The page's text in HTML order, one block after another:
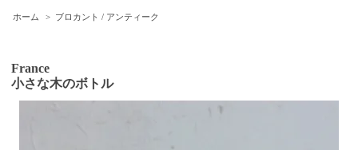
ホーム > ブロカント / アンティーク
France
小さな木のボトル